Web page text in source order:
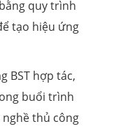
quy trình
tạo hiệu ứng
BST hợp tác,
buổi trình
thủ công